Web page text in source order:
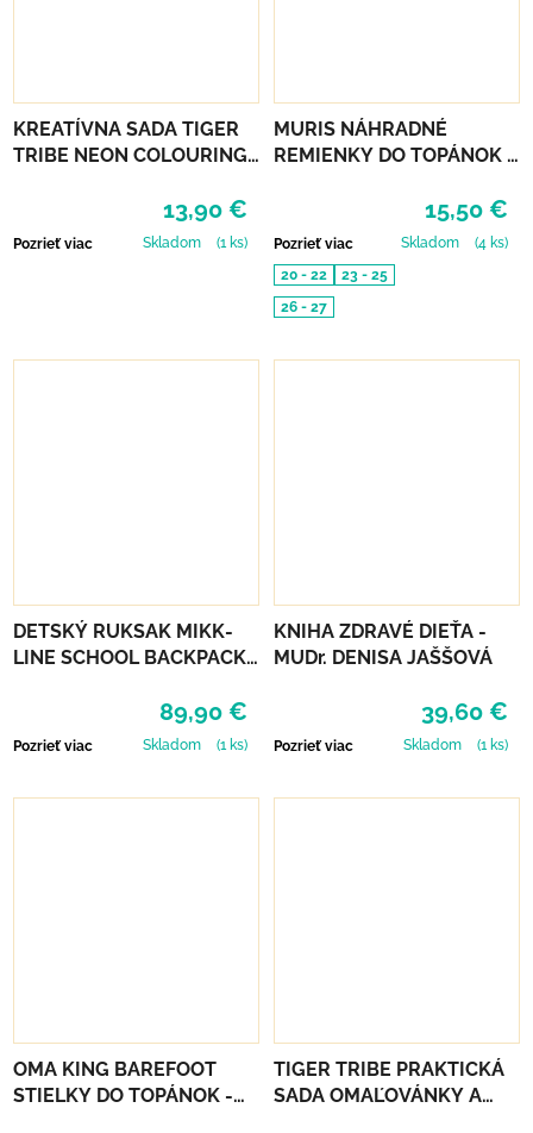
KREATÍVNA SADA TIGER
TRIBE NEON COLOURING
13,90 €
Pozrieť viac Skladom (1 ks)
MURIS NÁHRADNÉ
REMIENKY DO TOPÁNOK 3
15,50 €
Pozrieť viac Skladom
(4 ks)
20 - 22
23 - 25
26 - 27
DETSKÝ RUKSAK MIKK-
LINE SCHOOL BACKPACK -
89,90 €
Pozrieť viac Skladom (1 ks)
KNIHA ZDRAVÉ DIEŤA -
MUDr. DENISA JAŠŠOVÁ
39,60 €
Pozrieť viac Skladom (1 ks)
OMA KING BAREFOOT
STIELKY DO TOPÁNOK -
TIGER TRIBE PRAKTICKÁ
SADA OMAĽOVÁNKY A